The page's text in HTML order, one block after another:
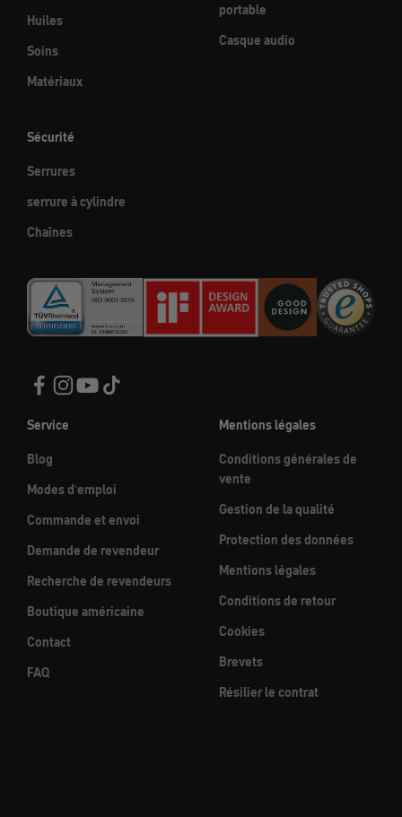
Huiles
Soins
Matériaux
portable
Casque audio
Sécurité
Serrures
serrure à cylindre
Chaînes
Service
Blog
Modes d'emploi
Commande et envoi
Demande de revendeur
Recherche de revendeurs
Boutique américaine
Contact
FAQ
Mentions légales
Conditions générales de
vente
Gestion de la qualité
Protection des données
Mentions légales
Conditions de retour
Cookies
Brevets
Résilier le contrat